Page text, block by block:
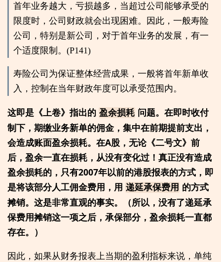
首年业务越大，亏损越多，当超过公司能够承受的
限度时，公司财政就会出现困难。因此，一般寿险
公司，特别是新公司，对于首年业务的发展，有一
个适度限制。(P141)
寿险公司为保证整体经营成果，一般将首年新单收
入，控制在当年财政年度可以承受范围内。
这即是《上卷》指出的 盈余损耗 问题。在即时收付
制下，期缴业务新单的佣金，集中在前期提前支出，
会造成账面盈余损耗。在A股，无论《二号文》前
后，盈余一直在损耗，从没有变化过！真正没有造成
盈余损耗的，只有2007年以前的港股报表的方式，即
是将该部分人工佣金费用，用 递延承保费用 的方式
摊销。这是非常直观的事实。（所以，没有了递延承
保费用摊销这一项之后，承保部分，盈余损耗一直都
存在。）
因此，如果从财务报表上当期的盈利指标来说，单纯